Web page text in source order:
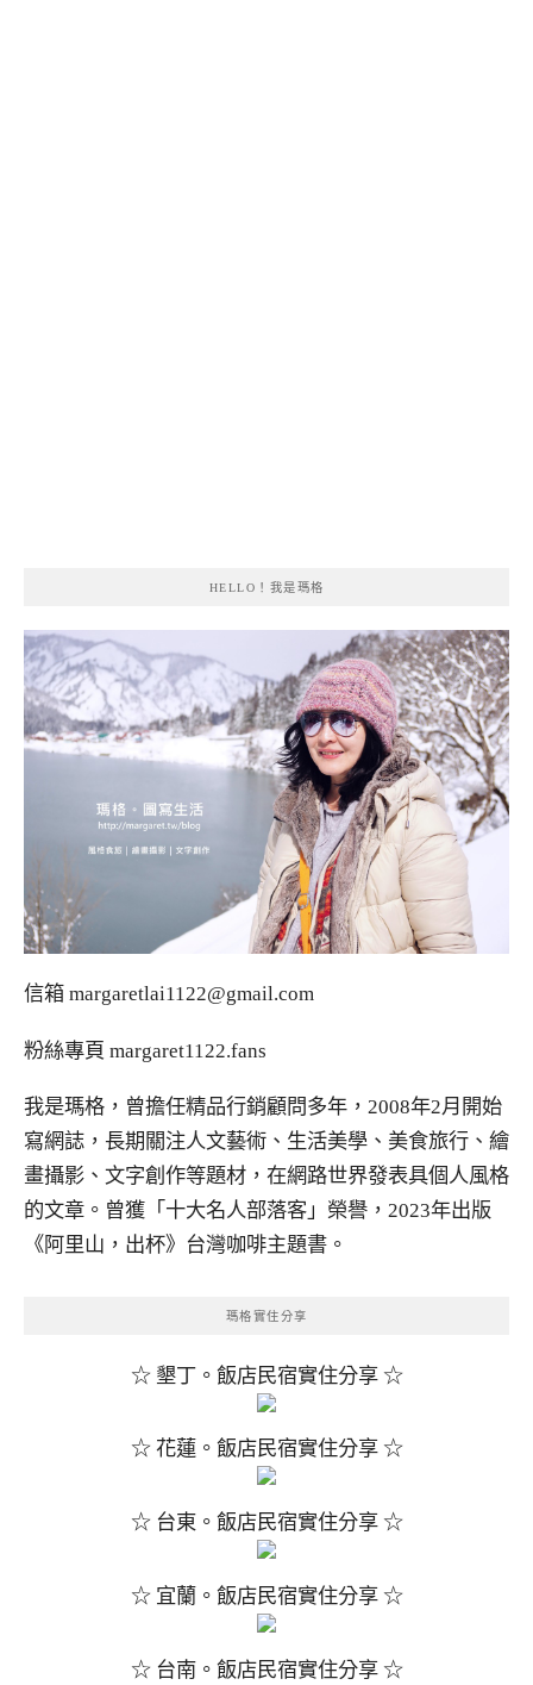
HELLO！我是瑪格
信箱 margaretlai1122@gmail.com
粉絲專頁 margaret1122.fans
我是瑪格，曾擔任精品行銷顧問多年，2008年2月開始
寫網誌，長期關注人文藝術、生活美學、美食旅行、繪
畫攝影、文字創作等題材，在網路世界發表具個人風格
的文章。曾獲「十大名人部落客」榮譽，2023年出版
《阿里山，出杯》台灣咖啡主題書。
瑪格實住分享
☆ 墾丁。飯店民宿實住分享 ☆
☆ 花蓮。飯店民宿實住分享 ☆
☆ 台東。飯店民宿實住分享 ☆
☆ 宜蘭。飯店民宿實住分享 ☆
☆ 台南。飯店民宿實住分享 ☆